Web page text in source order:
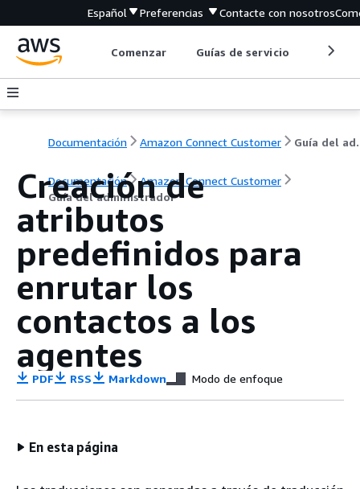
Español Preferencias Contacte con nosotros
Comenzar Guías de servicio
Documentación Amazon Connect Customer
Documentación
Amazon Connect Customer
Guía del administrador
Creación de
atributos
predefinidos para
enrutar los
contactos a los
agentes
PDF RSS Markdown Modo de enfoque
En esta página